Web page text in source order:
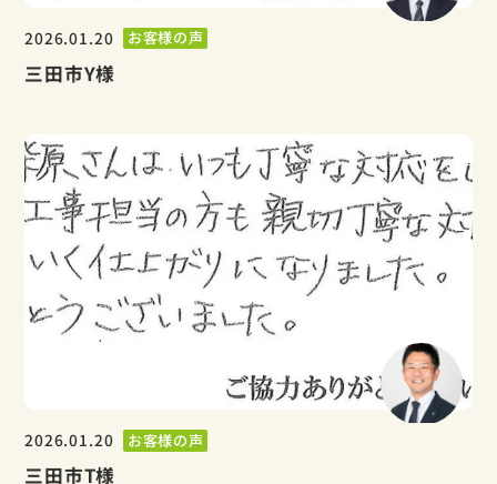
2026.01.20 お客様の声
三田市Y様
2026.01.20 お客様の声
三田市T様